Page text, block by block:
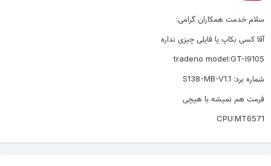
سلام خدمت همکاران گرامی:
آقا کسی بکاپ یا فایلی چیزی نداره
tradeno model:GT-I9105
شماره برد: S138-MB-V1.1
فرمت هم نمیشه با هیچی
CPU:MT6571